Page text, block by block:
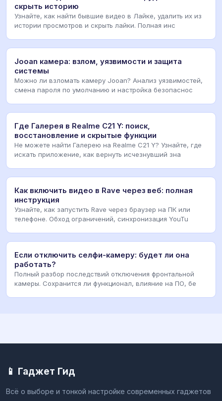
скрыть историю
Узнайте, как найти бывшие видео в Лайке, удалить их из
истории просмотров и скрыть лайки. Полная инс
Jooan камера: взлом, уязвимости и защита
системы
Можно ли взломать камеру Jooan? Анализ уязвимостей,
смена пароля по умолчанию и настройка безопаснос
Где Галерея в Realme C21 Y: поиск,
восстановление и скрытые функции
Не можете найти Галерею на Realme C21 Y? Узнайте, где
искать приложение, как вернуть исчезнувший зна
Как включить видео в Rave через веб: полная
инструкция
Узнайте, как запустить Rave через браузер на ПК или
телефоне. Обход ограничений, синхронизация YouTu
Если отключить селфи-камеру: будет ли она
работать?
Полный разбор последствий отключения фронтальной
камеры. Сохранится ли функционал, влияние на ПО, бе
📱 Гаджет Гид
Всё о выборе и тонкой настройке современных гаджетов